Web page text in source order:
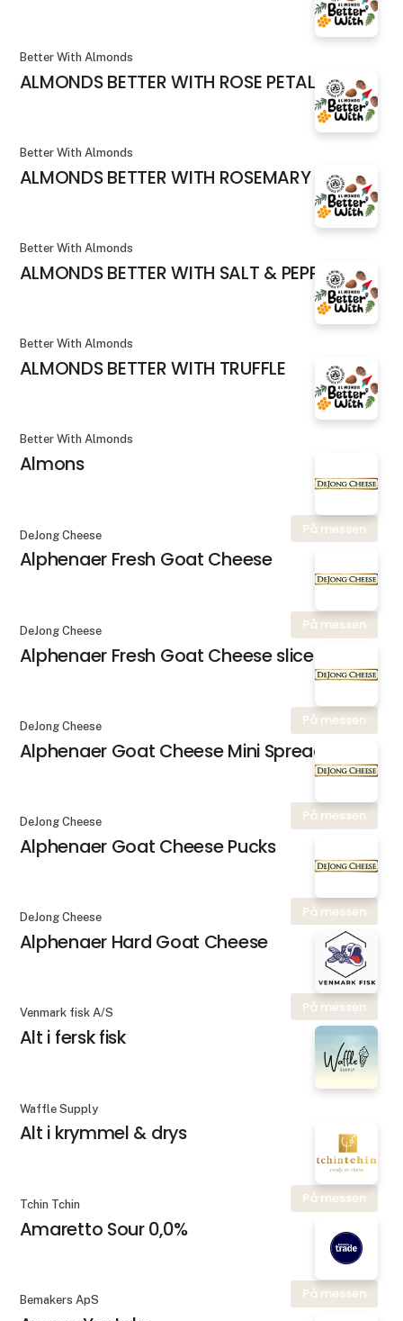
Better With Almonds
ALMONDS BETTER WITH ROSE PETALS
Better With Almonds
ALMONDS BETTER WITH ROSEMARY
Better With Almonds
ALMONDS BETTER WITH SALT & PEPPER
Better With Almonds
ALMONDS BETTER WITH TRUFFLE
Better With Almonds
Almons
På messen
DeJong Cheese
Alphenaer Fresh Goat Cheese
På messen
DeJong Cheese
Alphenaer Fresh Goat Cheese slice
På messen
DeJong Cheese
Alphenaer Goat Cheese Mini Spread
På messen
DeJong Cheese
Alphenaer Goat Cheese Pucks
På messen
DeJong Cheese
Alphenaer Hard Goat Cheese
På messen
Venmark fisk A/S
Alt i fersk fisk
Waffle Supply
Alt i krymmel & drys
På messen
Tchin Tchin
Amaretto Sour 0,0%
På messen
Bemakers ApS